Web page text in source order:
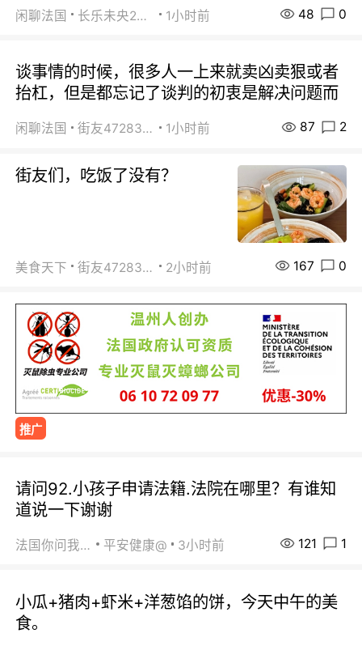
闲聊法国 长乐未央2015 1小时前 48 0
谈事情的时候，很多人一上来就卖凶卖狠或者
抬杠，但是都忘记了谈判的初衷是解决问题而
闲聊法国 街友472838572 1小时前 87 2
街友们，吃饭了没有？
美食天下 街友472838572 2小时前 167 0
推广
请问92.小孩子申请法籍.法院在哪里？有谁知
道说一下谢谢
法国你问我答 平安健康@ 3小时前 121 1
小瓜+猪肉+虾米+洋葱馅的饼，今天中午的美
食。